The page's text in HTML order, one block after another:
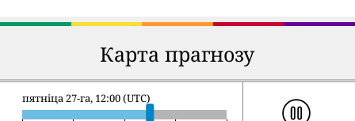
Карта прагнозу
субота 28-га, 5:00 (UTC)